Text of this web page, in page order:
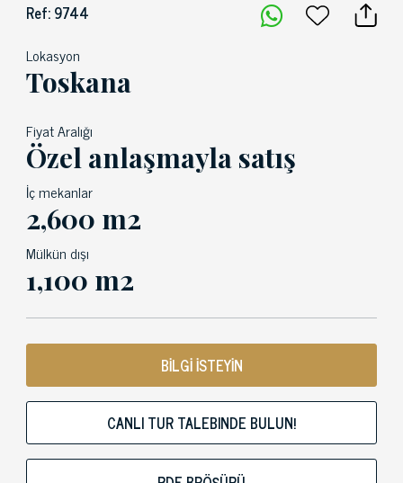
Ref: 9744
Lokasyon
Toskana
Fiyat Aralığı
Özel anlaşmayla satış
İç mekanlar
2,600 m2
Mülkün dışı
1,100 m2
BİLGİ İSTEYİN
CANLI TUR TALEBINDE BULUN!